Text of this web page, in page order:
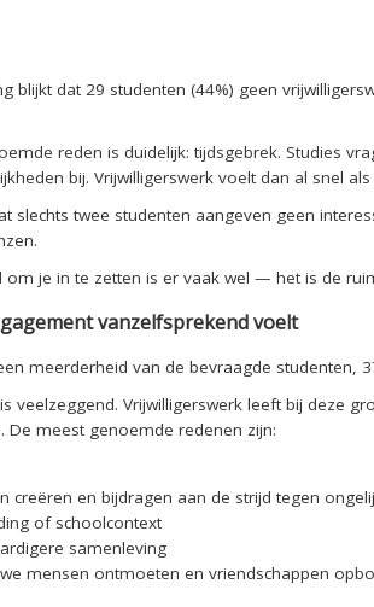
blijkt dat 29 studenten (44%) geen
reden is duidelijk: tijdsgebrek. Studies
bij. Vrijwilligerswerk voelt dan al snel
slechts twee studenten aangeven geen
om je in te zetten is er vaak wel — het is de
vanzelfsprekend voelt
meerderheid van de bevraagde studenten,
veelzeggend. Vrijwilligerswerk leeft bij deze
De meest genoemde redenen zijn:
creëren en bijdragen aan de strijd tegen
of schoolcontext
samenleving
mensen ontmoeten en vriendschappen